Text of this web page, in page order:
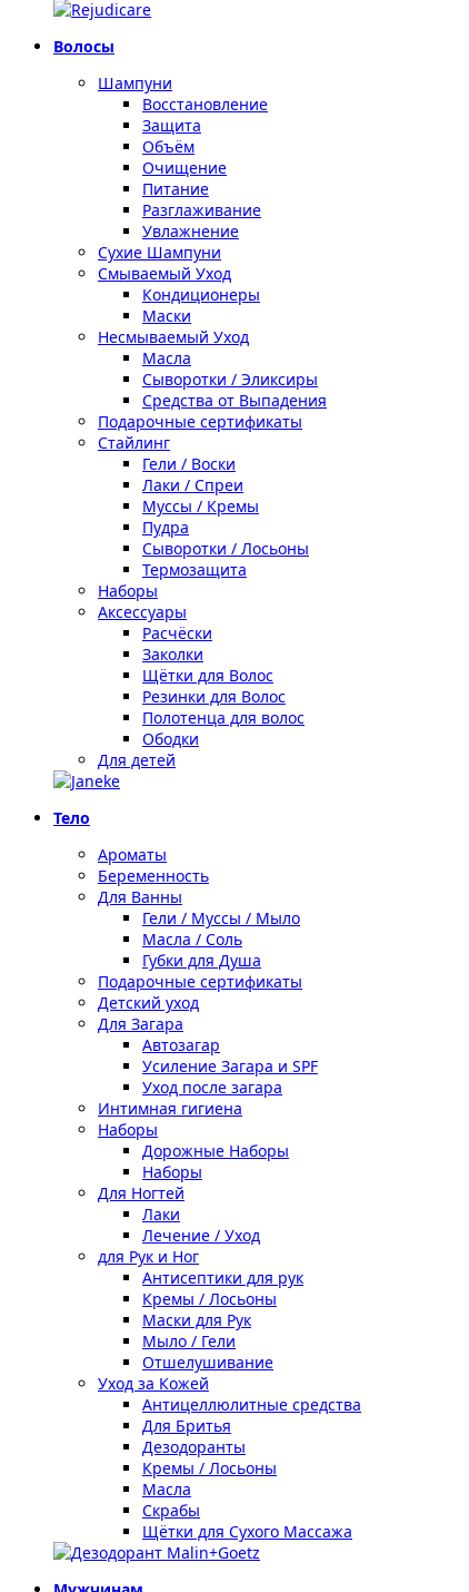
Волосы
Шампуни
Восстановление
Защита
Объём
Очищение
Питание
Разглаживание
Увлажнение
Сухие Шампуни
Смываемый Уход
Кондиционеры
Маски
Несмываемый Уход
Масла
Сыворотки / Эликсиры
Средства от Выпадения
Подарочные сертификаты
Стайлинг
Гели / Воски
Лаки / Спреи
Муссы / Кремы
Пудра
Сыворотки / Лосьоны
Термозащита
Наборы
Аксессуары
Расчёски
Заколки
Щётки для Волос
Резинки для Волос
Полотенца для волос
Ободки
Для детей
Тело
Ароматы
Беременность
Для Ванны
Гели / Муссы / Мыло
Масла / Соль
Губки для Душа
Подарочные сертификаты
Детский уход
Для Загара
Автозагар
Усиление Загара и SPF
Уход после загара
Интимная гигиена
Наборы
Дорожные Наборы
Наборы
Для Ногтей
Лаки
Лечение / Уход
для Рук и Ног
Антисептики для рук
Кремы / Лосьоны
Маски для Рук
Мыло / Гели
Отшелушивание
Уход за Кожей
Антицеллюлитные средства
Для Бритья
Дезодоранты
Кремы / Лосьоны
Масла
Скрабы
Щётки для Сухого Массажа